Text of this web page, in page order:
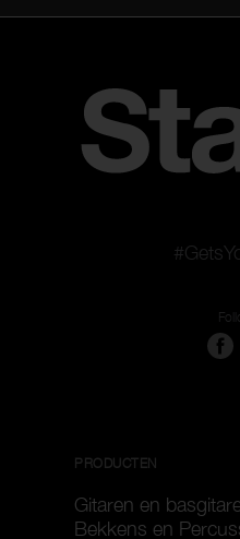
PRODUCTEN
Gitaren en
Bekkens en